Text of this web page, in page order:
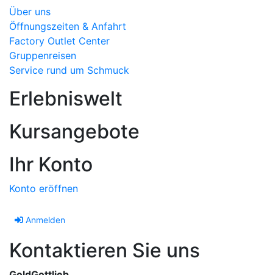
Über uns
Öffnungszeiten & Anfahrt
Factory Outlet Center
Gruppenreisen
Service rund um Schmuck
Erlebniswelt
Kursangebote
Ihr Konto
Konto eröffnen
Anmelden
Kontaktieren Sie uns